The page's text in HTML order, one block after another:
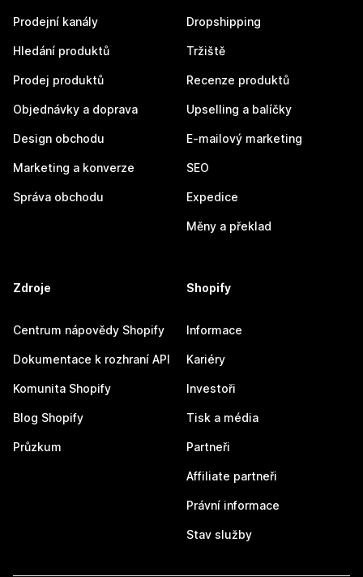
Prodejní kanály
Hledání produktů
Prodej produktů
Objednávky a doprava
Design obchodu
Marketing a konverze
Správa obchodu
Dropshipping
Tržiště
Recenze produktů
Upselling a balíčky
E-mailový marketing
SEO
Expedice
Měny a překlad
Zdroje
Centrum nápovědy Shopify
Dokumentace k rozhraní API
Komunita Shopify
Blog Shopify
Průzkum
Shopify
Informace
Kariéry
Investoři
Tisk a média
Partneři
Affiliate partneři
Právní informace
Stav služby